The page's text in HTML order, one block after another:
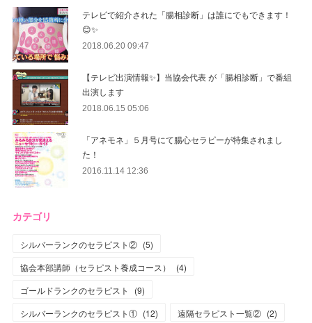
テレビで紹介された「腸相診断」は誰にでもできます！
😊✨
2018.06.20 09:47
【テレビ出演情報✨】当協会代表 が「腸相診断」で番組
出演します
2018.06.15 05:06
「アネモネ」５月号にて腸心セラピーが特集されまし
た！
2016.11.14 12:36
カテゴリ
シルバーランクのセラピスト② (5)
協会本部講師（セラピスト養成コース）
(4)
ゴールドランクのセラピスト
(9)
シルバーランクのセラピスト① (12) 遠隔セラピスト一覧② (2)